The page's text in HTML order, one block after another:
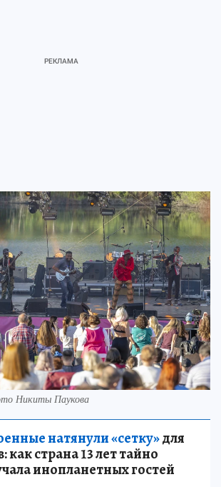
Никиты Паукова
натянули «сетку»для
страна 13 лет тайно
инопланетных гостей